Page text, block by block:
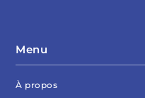
Menu
À propos